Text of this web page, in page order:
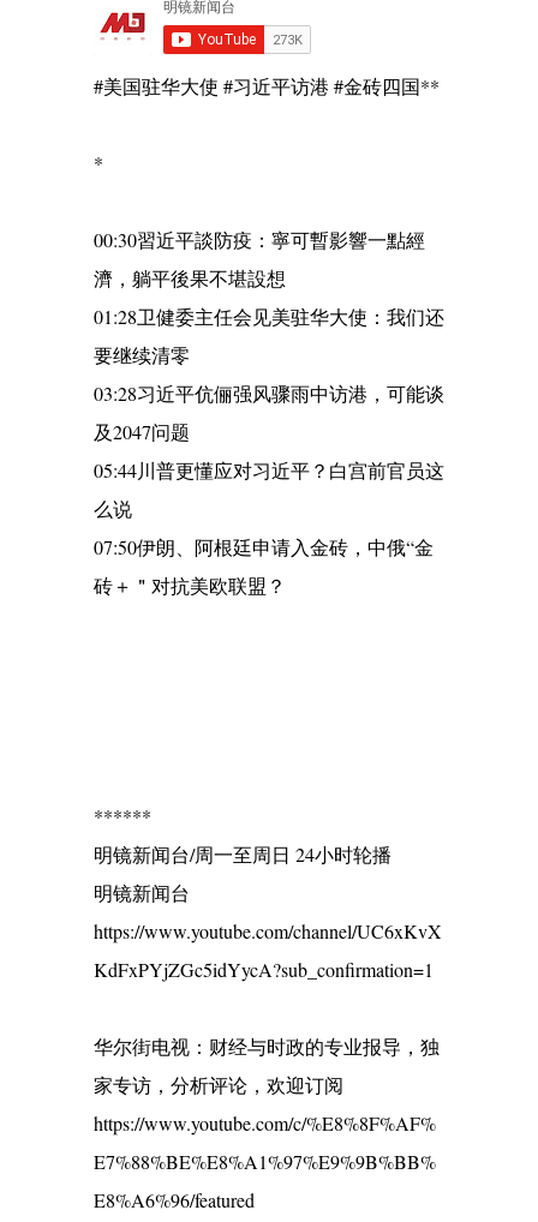
#美国驻华大使 #习近平访港 #金砖四国**
*
00:30習近平談防疫：寧可暫影響一點經
濟，躺平後果不堪設想
01:28卫健委主任会见美驻华大使：我们还
要继续清零
03:28习近平伉俪强风骤雨中访港，可能谈
及2047问题
05:44川普更懂应对习近平？白宫前官员这
么说
07:50伊朗、阿根廷申请入金砖，中俄“金
砖＋＂对抗美欧联盟？
******
明镜新闻台/周一至周日 24小时轮播
明镜新闻台
https://www.youtube.com/channel/UC6xKvX
KdFxPYjZGc5idYycA?sub_confirmation=1
华尔街电视：财经与时政的专业报导，独
家专访，分析评论，欢迎订阅
https://www.youtube.com/c/%E8%8F%AF%
E7%88%BE%E8%A1%97%E9%9B%BB%
E8%A6%96/featured